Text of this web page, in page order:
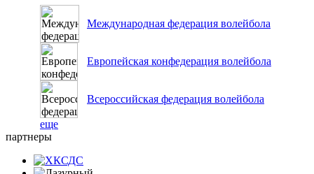
Международная федерация волейбола
Европейская конфедерация волейбола
Всероссийская федерация волейбола
еще
партнеры